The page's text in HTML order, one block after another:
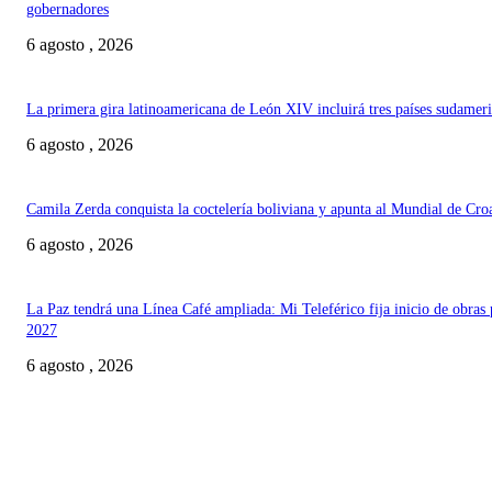
gobernadores
6 agosto , 2026
La primera gira latinoamericana de León XIV incluirá tres países
6 agosto , 2026
Camila Zerda conquista la coctelería boliviana y apunta al Mundial de
6 agosto , 2026
La Paz tendrá una Línea Café ampliada: Mi Teleférico fija inicio de obras
2027
6 agosto , 2026